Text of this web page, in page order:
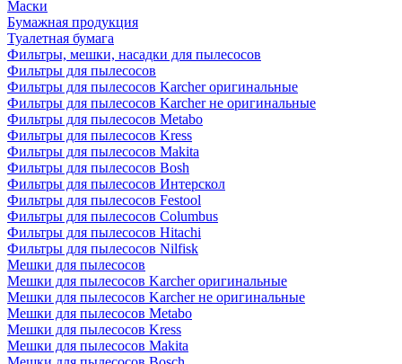
Маски
Бумажная продукция
Туалетная бумага
Фильтры, мешки, насадки для пылесосов
Фильтры для пылесосов
Фильтры для пылесосов Karcher оригинальные
Фильтры для пылесосов Karcher не оригинальные
Фильтры для пылесосов Metabo
Фильтры для пылесосов Kress
Фильтры для пылесосов Makita
Фильтры для пылесосов Bosh
Фильтры для пылесосов Интерскол
Фильтры для пылесосов Festool
Фильтры для пылесосов Columbus
Фильтры для пылесосов Hitachi
Фильтры для пылесосов Nilfisk
Мешки для пылесосов
Мешки для пылесосов Karcher оригинальные
Мешки для пылесосов Karcher не оригинальные
Мешки для пылесосов Metabo
Мешки для пылесосов Kress
Мешки для пылесосов Makita